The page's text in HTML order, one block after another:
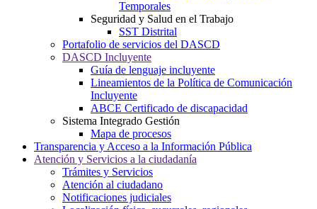
Temporales
Seguridad y Salud en el Trabajo
SST Distrital
Portafolio de servicios del DASCD
DASCD Incluyente
Guía de lenguaje incluyente
Lineamientos de la Política de Comunicación
Incluyente
ABCE Certificado de discapacidad
Sistema Integrado Gestión
Mapa de procesos
Transparencia y Acceso a la Información Pública
Atención y Servicios a la ciudadanía
Trámites y Servicios
Atención al ciudadano
Notificaciones judiciales